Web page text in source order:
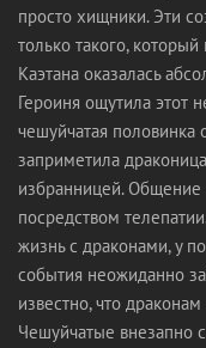
просто хищники. Эти
только такого,
Каэтана оказалась
Героиня ощутила этот
чешуйчатая половинка
заприметила
избранницей.
посредством
жизнь с драконами, у
события неожиданно
известно, что
Чешуйчатые внезапно